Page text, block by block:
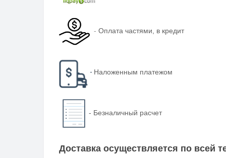
- Оплата частями, в кредит
- Наложенным платежом
- Безналичный расчет
Доставка осуществляется по всей